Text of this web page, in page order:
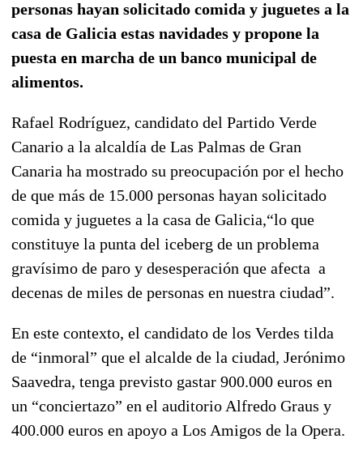
personas hayan solicitado comida y juguetes a la
casa de Galicia estas navidades y propone la
puesta en marcha de un banco municipal de
alimentos.
Rafael Rodríguez, candidato del Partido Verde
Canario a la alcaldía de Las Palmas de Gran
Canaria ha mostrado su preocupación por el hecho
de que más de 15.000 personas hayan solicitado
comida y juguetes a la casa de Galicia,“lo que
constituye la punta del iceberg de un problema
gravísimo de paro y desesperación que afecta a
decenas de miles de personas en nuestra ciudad”.
En este contexto, el candidato de los Verdes tilda
de “inmoral” que el alcalde de la ciudad, Jerónimo
Saavedra, tenga previsto gastar 900.000 euros en
un “conciertazo” en el auditorio Alfredo Graus y
400.000 euros en apoyo a Los Amigos de la Opera.